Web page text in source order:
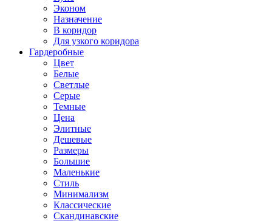
Эконом
Назначение
В коридор
Для узкого коридора
Гардеробные
Цвет
Белые
Светлые
Серые
Темные
Цена
Элитные
Дешевые
Размеры
Большие
Маленькие
Стиль
Минимализм
Классические
Скандинавские